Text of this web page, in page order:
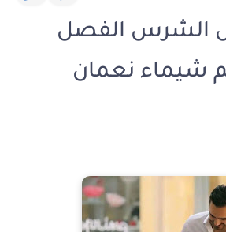
الشرس الفصل